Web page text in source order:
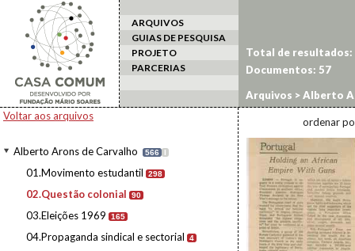
ARQUIVOS
GUIAS DE PESQUISA
PROJETO
PARCERIAS
Voltar aos arquivos
Alberto Arons de Carvalho 566 I
01.Movimento estudantil 298
02.Questão colonial 90
03.Eleições 1969 165
04.Propaganda sindical e sectorial 4
Total de resultados:
Documentos: 57
Arquivos >Alberto
ordenar